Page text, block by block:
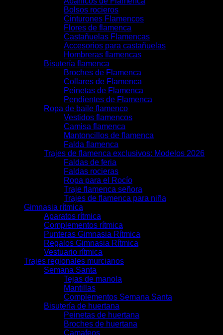
Bolsos rocieros
Cinturones Flamencos
Flores de flamenca
Castañuelas Flamencas
Accesorios para castañuelas
Hombreras flamencas
Bisutería flamenca
Broches de Flamenca
Collares de Flamenca
Peinetas de Flamenca
Pendientes de Flamenca
Ropa de baile flamenco
Vestidos flamencos
Camisa flamenca
Mantoncillos de flamenca
Falda flamenca
Trajes de flamenca exclusivos: Modelos 2026
Faldas de feria
Faldas rocieras
Ropa para el Rocío
Traje flamenca señora
Trajes de flamenca para niña
Gimnasia rítmica
Aparatos rítmica
Complementos rítmica
Punteras Gimnasia Rítmica
Regalos Gimnasia Rítmica
Vestuario rítmica
Trajes regionales murcianos
Semana Santa
Tejas de manola
Mantillas
Complementos Semana Santa
Bisutería de huertana
Peinetas de huertana
Broches de huertana
Camafeos